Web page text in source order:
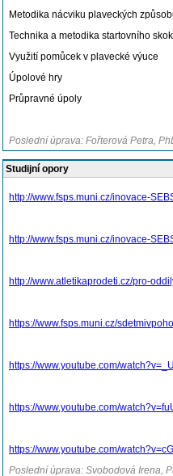
Metodika nácviku plaveckých
Technika a metodika startovního
Využití pomůcek v plavecké výuce
Úpolové hry
Průpravné úpoly
Poslední úprava: Fořterová Petra,
Studijní opory
http://www.fsps.muni.cz/inovace-
http://www.fsps.muni.cz/inovace-
http://www.atletikaprodeti.cz/pro-
https://www.fsps.muni.cz/
https://www.youtube.com/
https://www.youtube.com/
https://www.youtube.com/
Poslední úprava: Svobodová Irena,